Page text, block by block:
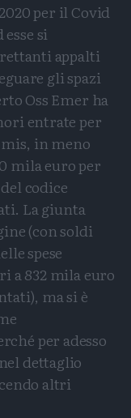
per il Covid
si
appalti
gli spazi
Oss Emer ha
entrate per
in meno
mila euro per
codice
La giunta
(con soldi
spese
a 832 mila euro
ma si è
per adesso
dettaglio
altri